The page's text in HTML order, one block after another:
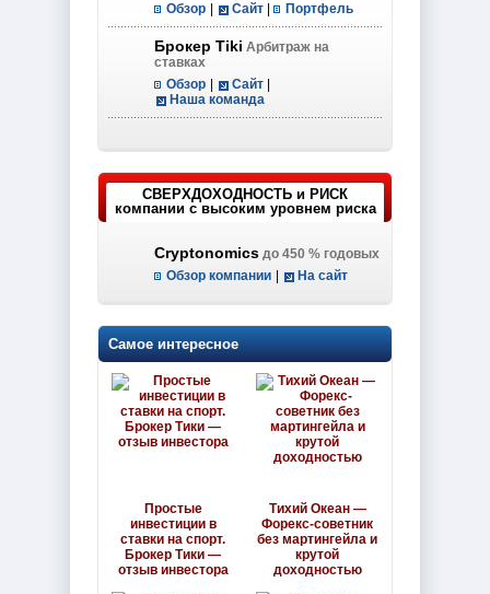
Обзор Сайт Портфель
Брокер Tiki Арбитраж на
ставках
Обзор Сайт
Наша команда
СВЕРХДОХОДНОСТЬ и РИСК
компании с высоким уровнем риска
Cryptonomics до 450 % годовых
Обзор компании На сайт
Самое интересное
Простые
инвестиции в
ставки на спорт.
Брокер Тики —
отзыв инвестора
Тихий Океан —
Форекс-советник
без мартингейла и
крутой
доходностью